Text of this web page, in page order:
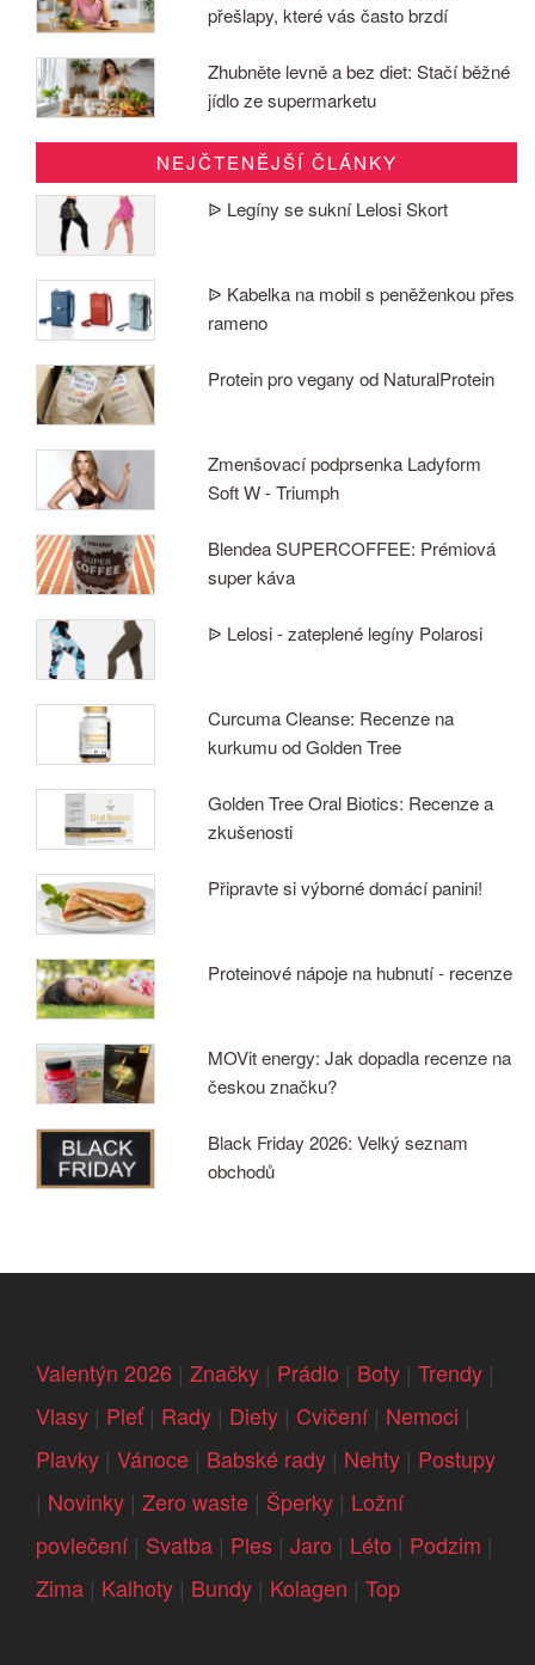
přešlapy, které vás často brzdí
Zhubněte levně a bez diet: Stačí běžné
jídlo ze supermarketu
NEJČTENĚJŠÍ ČLÁNKY
ᐉ Legíny se sukní Lelosi Skort
ᐉ Kabelka na mobil s peněženkou přes
rameno
Protein pro vegany od NaturalProtein
Zmenšovací podprsenka Ladyform
Soft W - Triumph
Blendea SUPERCOFFEE: Prémiová
super káva
ᐉ Lelosi - zateplené legíny Polarosi
Curcuma Cleanse: Recenze na
kurkumu od Golden Tree
Golden Tree Oral Biotics: Recenze a
zkušenosti
Připravte si výborné domácí panini!
Proteinové nápoje na hubnutí - recenze
MOVit energy: Jak dopadla recenze na
českou značku?
Black Friday 2026: Velký seznam
obchodů
Valentýn 2026 | Značky | Prádlo | Boty | Trendy |
Vlasy | Pleť| Rady | Diety | Cvičení| Nemoci |
Plavky | Vánoce | Babské rady | Nehty | Postupy
| Novinky | Zero waste | Šperky | Ložní
povlečení| Svatba | Ples | Jaro | Léto | Podzim |
Zima | Kalhoty | Bundy | Kolagen | Top